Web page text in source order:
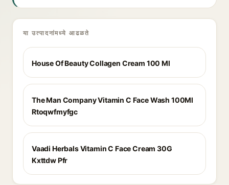
या उत्पादनांमध्ये आढळते
House Of Beauty Collagen Cream 100 Ml
The Man Company Vitamin C Face Wash 100Ml
Rtoqwfmyfgc
Vaadi Herbals Vitamin C Face Cream 30G
Kxttdw Pfr